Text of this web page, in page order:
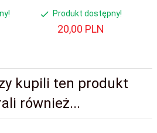
Produkt dostępny!
20,00 PLN
kupili ten produkt
również...